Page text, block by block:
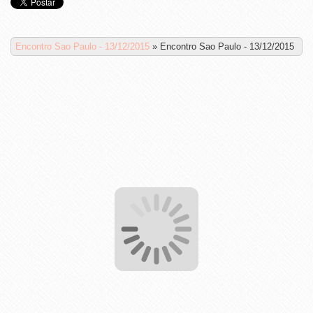
Encontro Sao Paulo - 13/12/2015 » Encontro Sao Paulo - 13/12/2015